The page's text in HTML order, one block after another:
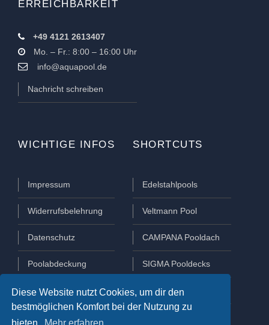
Diese Website nutzt Cookies, um dir den
bestmöglichen Komfort bei der Nutzung zu
ERREICHBARKEIT
+49 4121 2613407
Mo. – Fr.: 8:00 – 16:00 Uhr
info@aquapool.de
Nachricht schreiben
WICHTIGE INFOS
Impressum
Widerrufsbelehrung
Datenschutz
Poolabdeckung
Poolüberdachung
SHORTCUTS
Edelstahlpools
Veltmann Pool
CAMPANA Pooldach
SIGMA Pooldecks
Lamellen Abdeckungen